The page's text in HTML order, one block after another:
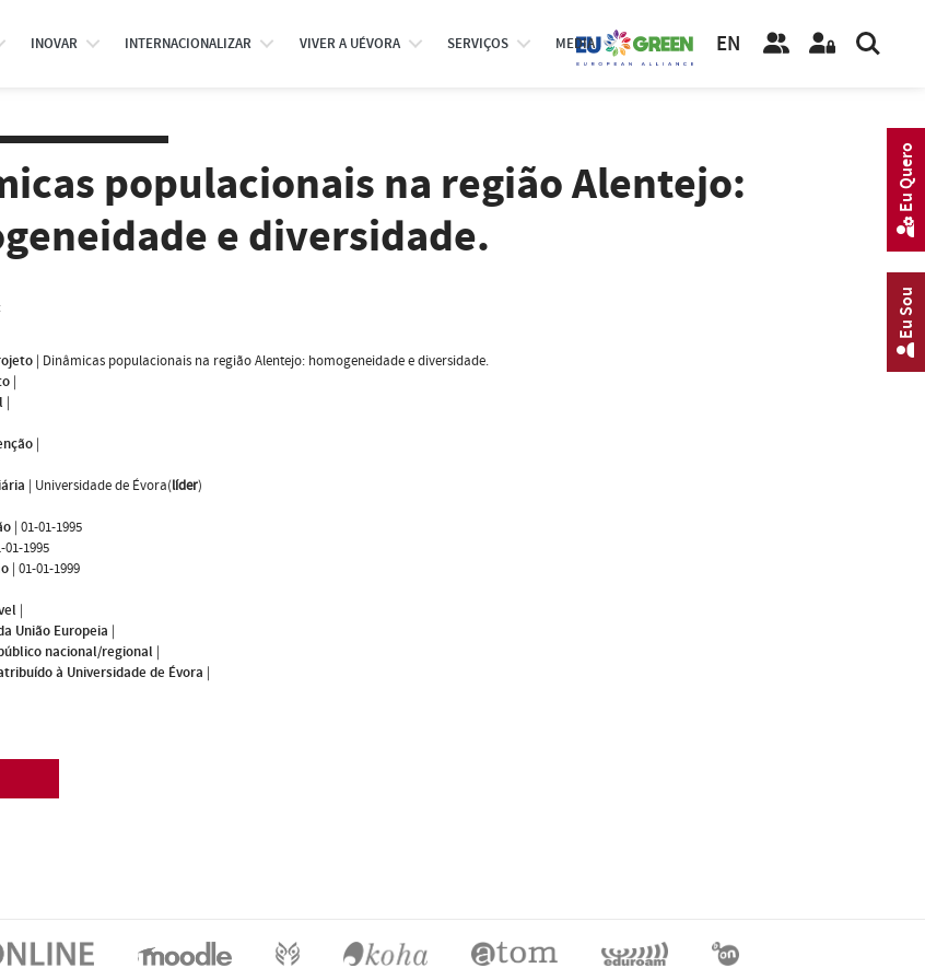
INOVAR INTERNACIONALIZAR VIVER A UÉVORA SERVIÇOS MEDIA EN
populacionais na região Alentejo:
e diversidade.
| Dinâmicas populacionais na região Alentejo: homogeneidade e diversidade.
|
|
|
| Universidade de Évora(líder)
| 01-01-1995
01-1995
| 01-01-1999
|
União Europeia |
nacional/regional |
à Universidade de Évora |
Eu Sou
Eu Quero